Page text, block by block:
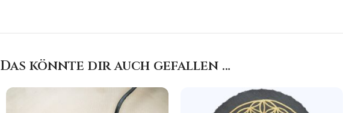
Das könnte dir auch gefallen …